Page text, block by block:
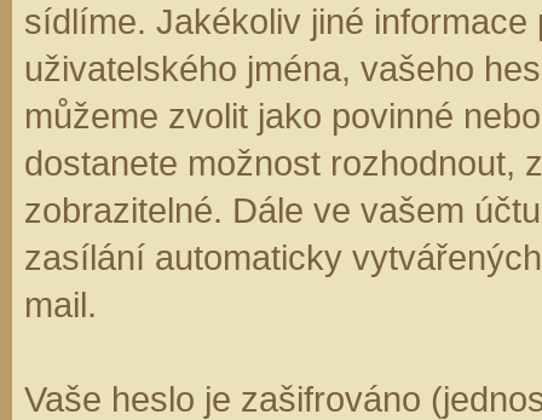
sídlíme. Jakékoliv jiné informace
uživatelského jména, vašeho
můžeme zvolit jako povinné
dostanete možnost rozhodnout,
zobrazitelné. Dále ve vašem
zasílání automaticky
mail.
Vaše heslo je zašifrováno